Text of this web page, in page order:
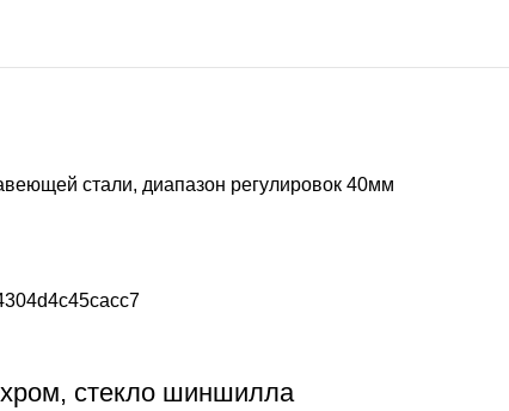
стали, диапазон регулировок 40мм
стекло шиншилла